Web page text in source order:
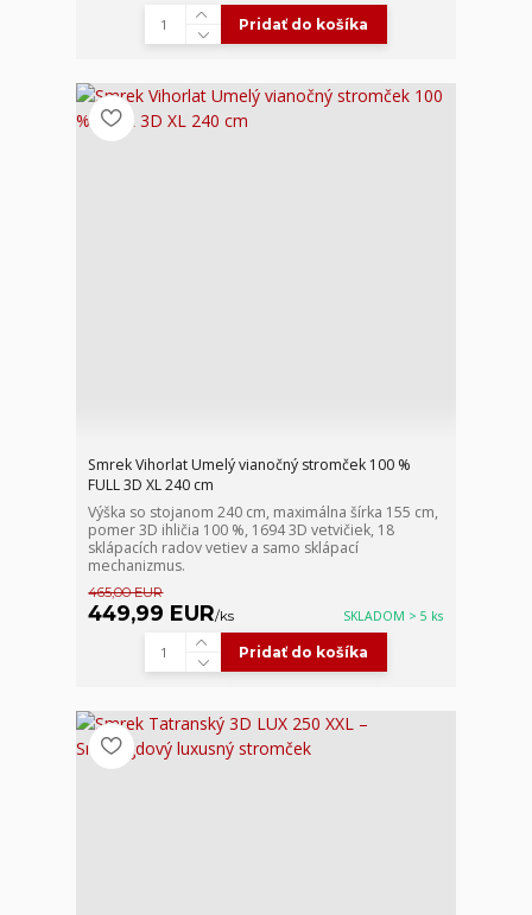
Pridať do košíka
Smrek Vihorlat Umelý vianočný stromček 100 %
FULL 3D XL 240 cm
Výška so stojanom 240 cm, maximálna šírka 155 cm,
pomer 3D ihličia 100 %, 1694 3D vetvičiek, 18
sklápacích radov vetiev a samo sklápací
mechanizmus.
465,00 EUR
449,99 EUR/ks SKLADOM > 5 ks
Pridať do košíka